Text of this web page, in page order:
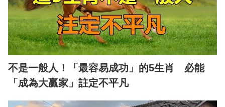
不是一般人！「最容易成功」的5生肖 必能
「成為大贏家」註定不平凡